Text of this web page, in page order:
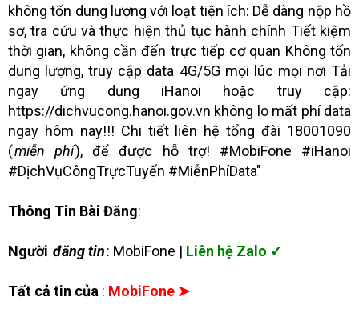
không tốn dung lượng với loạt tiện ích: Dễ dàng nộp hồ
sơ, tra cứu và thực hiện thủ tục hành chính Tiết kiệm
thời gian, không cần đến trực tiếp cơ quan Không tốn
dung lượng, truy cập data 4G/5G mọi lúc mọi nơi Tải
ngay ứng dụng iHanoi hoặc truy cập:
https://dichvucong.hanoi.gov.vn không lo mất phí data
ngay hôm nay!!! Chi tiết liên hệ tổng đài 18001090
(miễn phí), để được hỗ trợ! #MobiFone #iHanoi
#DịchVụCôngTrựcTuyến #MiễnPhíData"
Thông Tin Bài Đăng:
Người đăng tin: MobiFone | Liên hệ Zalo ✓
Tất cả tin của : MobiFone ➤